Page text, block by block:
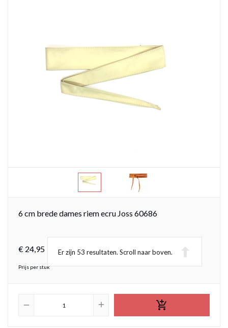
6 cm brede dames riem ecru Joss 60686
€ 24,95
Prijs per stuk
remove add 
Er zijn 53 resultaten. Scroll naar boven.